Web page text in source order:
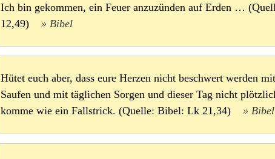
Ich bin gekommen, ein Feuer anzuzünden auf Erden …
12,49)
Bibel
Hütet euch aber, dass eure Herzen nicht beschwert werden
Saufen und mit täglichen Sorgen und dieser Tag nicht
komme wie ein Fallstrick. (Quelle: Bibel: Lk 21,34)
Bibel